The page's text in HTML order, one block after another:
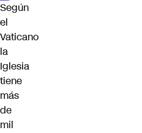
Según
el
Vaticano
la
Iglesia
tiene
más
de
mil